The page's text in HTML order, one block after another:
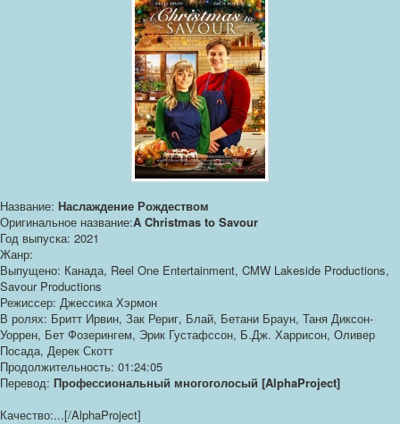
Название: Наслаждение Рождеством
Оригинальное название:A Christmas to Savour
Год выпуска: 2021
Жанр:
Выпущено: Канада, Reel One Entertainment, CMW Lakeside Productions,
Savour Productions
Режиссер: Джессика Хэрмон
В ролях: Бритт Ирвин, Зак Рериг, Блай, Бетани Браун, Таня Диксон-
Уоррен, Бет Фозерингем, Эрик Густафссон, Б.Дж. Харрисон, Оливер
Посада, Дерек Скотт
Продолжительность: 01:24:05
Перевод: Профессиональный многоголосый [AlphaProject]
Качество:...[/AlphaProject]